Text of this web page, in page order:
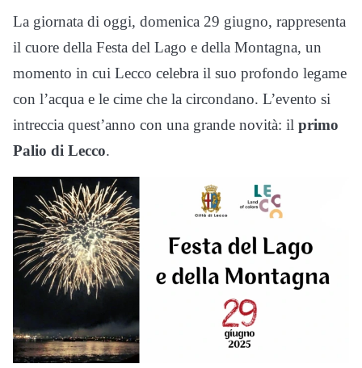
La giornata di oggi, domenica 29 giugno, rappresenta
il cuore della Festa del Lago e della Montagna, un
momento in cui Lecco celebra il suo profondo legame
con l’acqua e le cime che la circondano. L’evento si
intreccia quest’anno con una grande novità: il primo
Palio di Lecco.